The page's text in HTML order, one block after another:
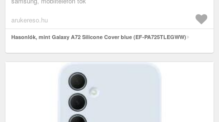
arukereso.hu
Hasonlók, mint Galaxy A72 Silicone Cover blue (EF-PA725TLEGWW)